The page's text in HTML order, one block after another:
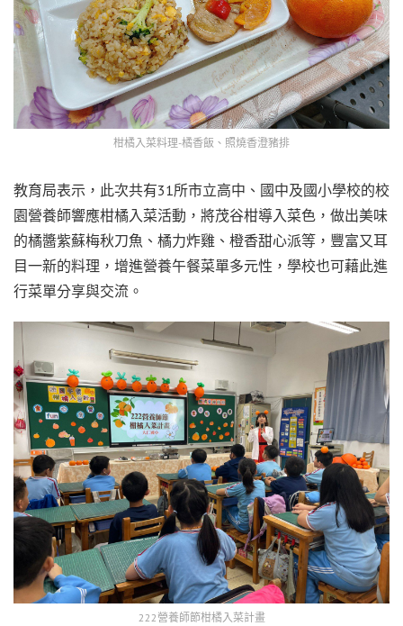
柑橘入菜料理-橘香飯、照燒香澄豬排
教育局表示，此次共有31所市立高中、國中及國小學校的校
園營養師響應柑橘入菜活動，將茂谷柑導入菜色，做出美味
的橘醬紫蘇梅秋刀魚、橘力炸雞、橙香甜心派等，豐富又耳
目一新的料理，增進營養午餐菜單多元性，學校也可藉此進
行菜單分享與交流。
222營養師節柑橘入菜計畫